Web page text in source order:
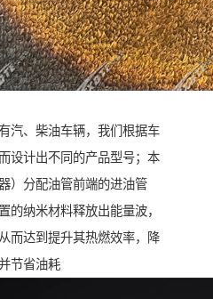
汽、柴油车辆，我们根据车
设计出不同的产品型号；本
）分配油管前端的进油管
的纳米材料释放出能量波，
而达到提升其热燃效率，降
节省油耗